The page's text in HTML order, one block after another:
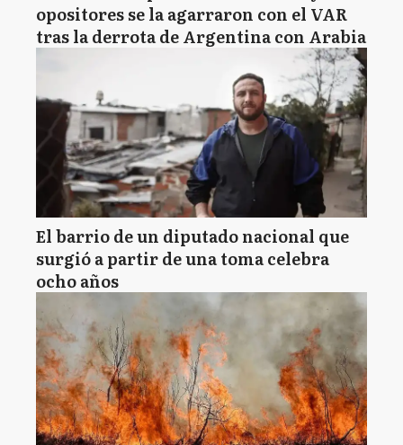
opositores se la agarraron con el VAR
tras la derrota de Argentina con Arabia
El barrio de un diputado nacional que
surgió a partir de una toma celebra
ocho años